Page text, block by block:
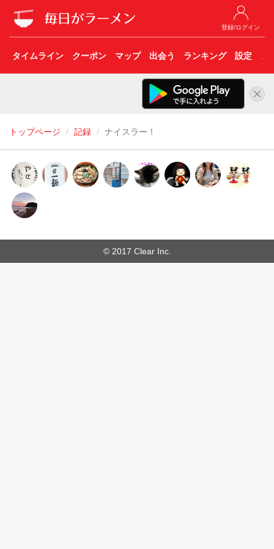
登録/ログイン
タイムライン クーポン マップ 出会う ランキング 設定 こ
トップページ 記録 ナイスラー！
© 2017 Clear Inc.